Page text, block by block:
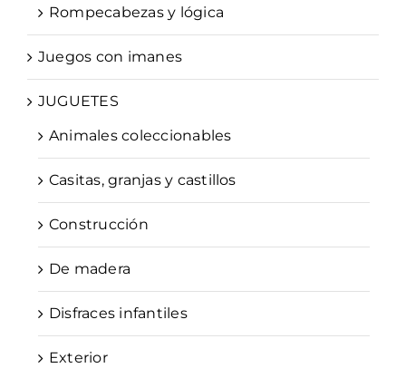
Rompecabezas y lógica
Juegos con imanes
JUGUETES
Animales coleccionables
Casitas, granjas y castillos
Construcción
De madera
Disfraces infantiles
Exterior